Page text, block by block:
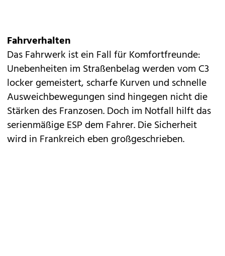
Fahrverhalten
Das Fahrwerk ist ein Fall für Komfortfreunde:
Unebenheiten im Straßenbelag werden vom C3
locker gemeistert, scharfe Kurven und schnelle
Ausweichbewegungen sind hingegen nicht die
Stärken des Franzosen. Doch im Notfall hilft das
serienmäßige ESP dem Fahrer. Die Sicherheit
wird in Frankreich eben großgeschrieben.